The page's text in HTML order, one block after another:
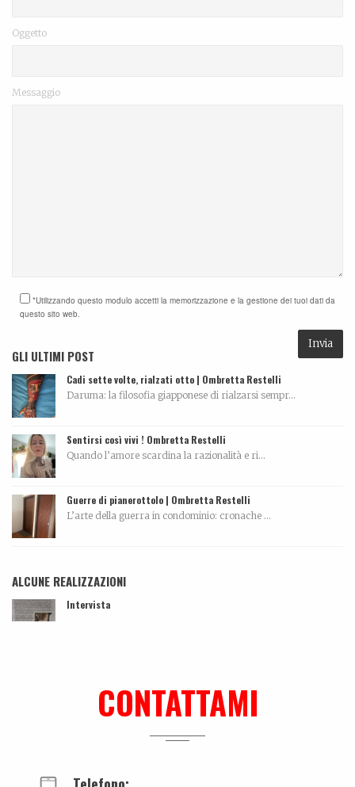
Oggetto
Messaggio
*Utilizzando questo modulo accetti la memorizzazione e la gestione dei tuoi dati da
questo sito web.
GLI ULTIMI POST
Cadi sette volte, rialzati otto | Ombretta Restelli
Daruma: la filosofia giapponese di rialzarsi sempr...
Sentirsi così vivi ! Ombretta Restelli
Quando l’amore scardina la razionalità e ri...
Guerre di pianerottolo | Ombretta Restelli
L’arte della guerra in condominio: cronache ...
ALCUNE REALIZZAZIONI
Intervista
La biografia di Bicio, l'antidepressivo natura...
CONTATTAMI